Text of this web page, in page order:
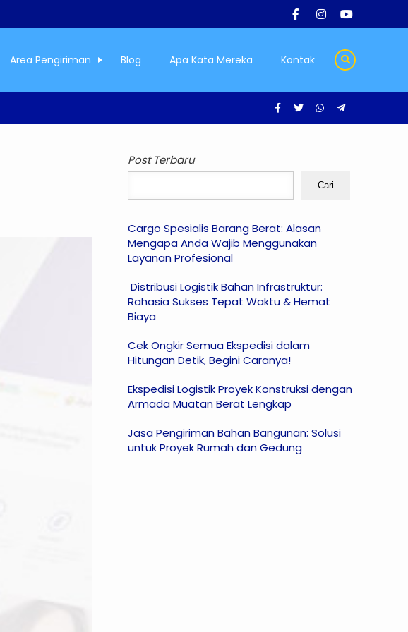
Area Pengiriman Blog Apa Kata Mereka Kontak
Post Terbaru
Cari
Cargo Spesialis Barang Berat: Alasan
Mengapa Anda Wajib Menggunakan
Layanan Profesional
Distribusi Logistik Bahan Infrastruktur:
Rahasia Sukses Tepat Waktu & Hemat
Biaya
Cek Ongkir Semua Ekspedisi dalam
Hitungan Detik, Begini Caranya!
Ekspedisi Logistik Proyek Konstruksi dengan
Armada Muatan Berat Lengkap
Jasa Pengiriman Bahan Bangunan: Solusi
untuk Proyek Rumah dan Gedung